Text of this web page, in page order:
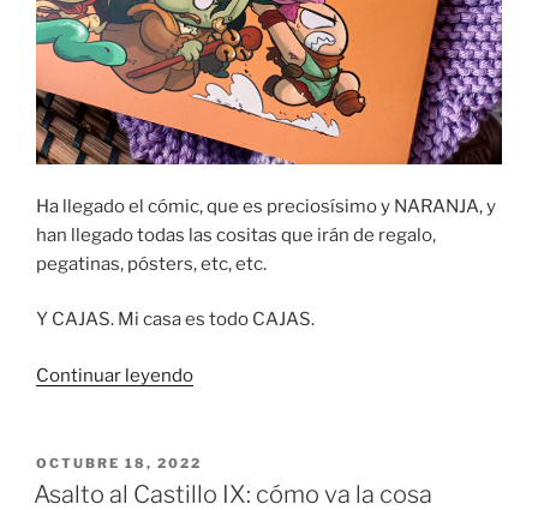
Ha llegado el cómic, que es preciosísimo y NARANJA, y
han llegado todas las cositas que irán de regalo,
pegatinas, pósters, etc, etc.
Y CAJAS. Mi casa es todo CAJAS.
Continuar leyendo«Asalto
X
(de
PUBLICADO
EL
OCTUBRE 18, 2022
Asalto al Castillo IX: cómo va la cosa